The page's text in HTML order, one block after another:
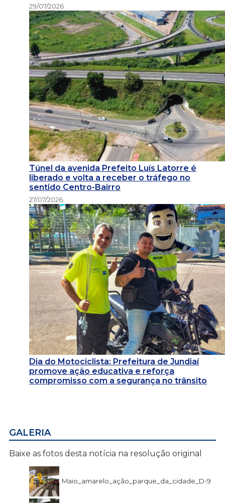
29/07/2026
Túnel da avenida Prefeito Luís Latorre é
liberado e volta a receber o tráfego no
sentido Centro-Bairro
27/07/2026
Dia do Motociclista: Prefeitura de Jundiaí
promove ação educativa e reforça
compromisso com a segurança no trânsito
GALERIA
Baixe as fotos desta notícia na resolução original
Maio_amarelo_ação_parque_da_cidade_D-9